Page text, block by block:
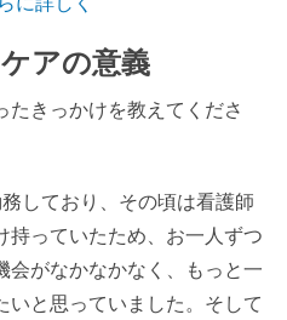
アの意義
きっかけを教えてくださ
しており、その頃は看護師
持っていたため、お一人ずつ
会がなかなかなく、もっと一
いと思っていました。そして